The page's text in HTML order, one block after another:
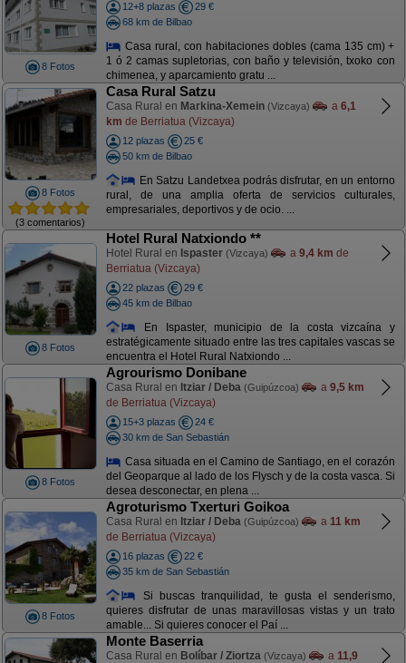
8 Fotos
12+8 plazas
29 €
68 km de Bilbao
Casa rural, con habitaciones dobles (cama 135 cm) +
1 ó 2 camas supletorias, con baño y televisión, txoko con
chimenea, y aparcamiento gratu ...
8 Fotos
(3 comentarios)
Casa Rural Satzu
Casa Rural en Markina-Xemein (Vizcaya) a 6,1
km de Berriatua (Vizcaya)
12 plazas
25 €
50 km de Bilbao
En Satzu Landetxea podrás disfrutar, en un entorno
rural, de una amplia oferta de servicios culturales,
empresariales, deportivos y de ocio. ...
8 Fotos
Hotel Rural Natxiondo **
Hotel Rural en Ispaster (Vizcaya) a 9,4 km de
Berriatua (Vizcaya)
22 plazas
29 €
45 km de Bilbao
En Ispaster, municipio de la costa vizcaína y
estratégicamente situado entre las tres capitales vascas se
encuentra el Hotel Rural Natxiondo ...
8 Fotos
Agrourismo Donibane
Casa Rural en Itziar / Deba (Guipúzcoa) a 9,5 km
de Berriatua (Vizcaya)
15+3 plazas
24 €
30 km de San Sebastián
Casa situada en el Camino de Santiago, en el corazón
del Geoparque al lado de los Flysch y de la costa vasca. Si
desea desconectar, en plena ...
8 Fotos
Agroturismo Txerturi Goikoa
Casa Rural en Itziar / Deba (Guipúzcoa) a 11 km
de Berriatua (Vizcaya)
16 plazas
22 €
35 km de San Sebastián
Si buscas tranquilidad, te gusta el senderismo,
quieres disfrutar de unas maravillosas vistas y un trato
amable... Si quieres conocer el Paí ...
Monte Baserria
Casa Rural en Bolíbar / Ziortza (Vizcaya) a 11,9